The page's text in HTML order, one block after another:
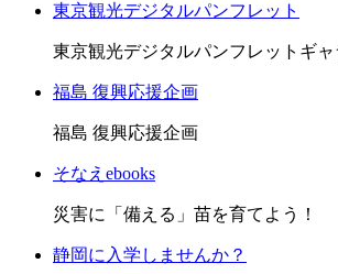
東京観光デジタルパンフレット
東京観光デジタルパンフレットギャ
福島 復興応援企画
福島 復興応援企画
そなえebooks
災害に「備える」苗を育てよう！
静岡に入学しませんか？